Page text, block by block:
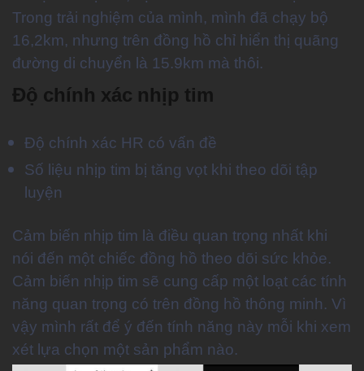
Trong trải nghiệm của mình, mình đã chạy bộ
16,2km, nhưng trên đồng hồ chỉ hiển thị quãng
đường di chuyển là 15.9km mà thôi.
Độ chính xác nhịp tim
Độ chính xác HR có vấn đề
Số liệu nhịp tim bị tăng vọt khi theo dõi tập
luyện
Cảm biến nhịp tim là điều quan trọng nhất khi
nói đến một chiếc đồng hồ theo dõi sức khỏe.
Cảm biến nhịp tim sẽ cung cấp một loạt các tính
năng quan trọng có trên đồng hồ thông minh. Vì
vậy mình rất để ý đến tính năng này mỗi khi xem
xét lựa chọn một sản phẩm nào.